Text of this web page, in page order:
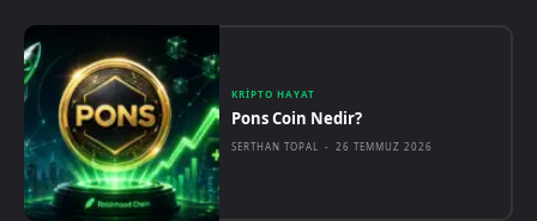
KRIPTO HAYAT
Pons Coin Nedir?
SERTHAN TOPAL - 26 TEMMUZ 2026